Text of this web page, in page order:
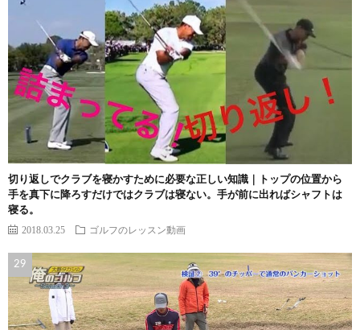
切り返しでクラブを寝かすために必要な正しい知識｜トップの位置から
手を真下に降ろすだけではクラブは寝ない。手が前に出ればシャフトは
寝る。
2018.03.25 ゴルフのレッスン動画